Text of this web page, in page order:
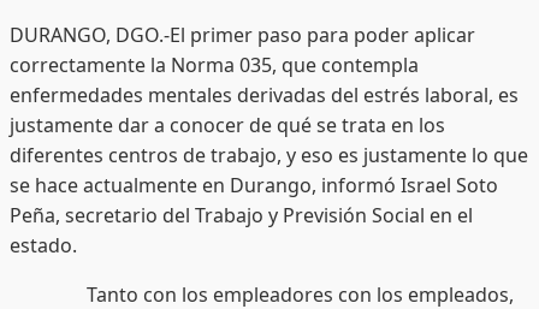
DURANGO, DGO.-El primer paso para poder aplicar
correctamente la Norma 035, que contempla
enfermedades mentales derivadas del estrés laboral, es
justamente dar a conocer de qué se trata en los
diferentes centros de trabajo, y eso es justamente lo que
se hace actualmente en Durango, informó Israel Soto
Peña, secretario del Trabajo y Previsión Social en el
estado.
Tanto con los empleadores con los empleados,